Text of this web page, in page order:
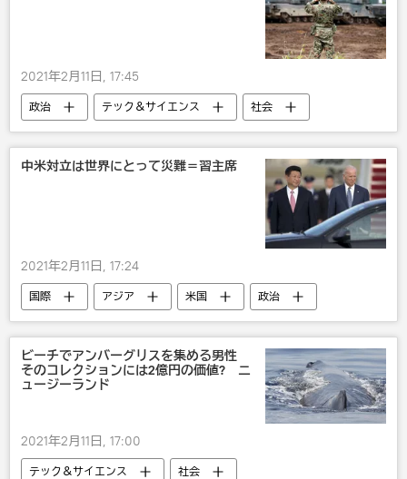
2021年2月11日, 17:45
政治 テック＆サイエンス
社会
自衛隊
海上自衛隊
中米対立は世界にとって災難＝習主席
2021年2月11日, 17:24
国際 アジア 米国
政治
中国
ビーチでアンバーグリスを集める男性
そのコレクションには2億円の価値? ニ
ュージーランド
2021年2月11日, 17:00
テック＆サイエンス
社会